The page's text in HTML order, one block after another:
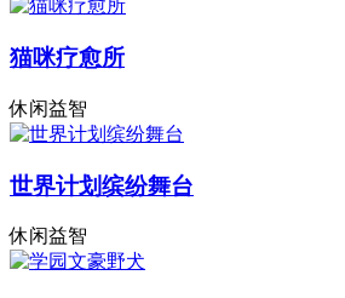
猫咪疗愈所
休闲益智
世界计划缤纷舞台
休闲益智